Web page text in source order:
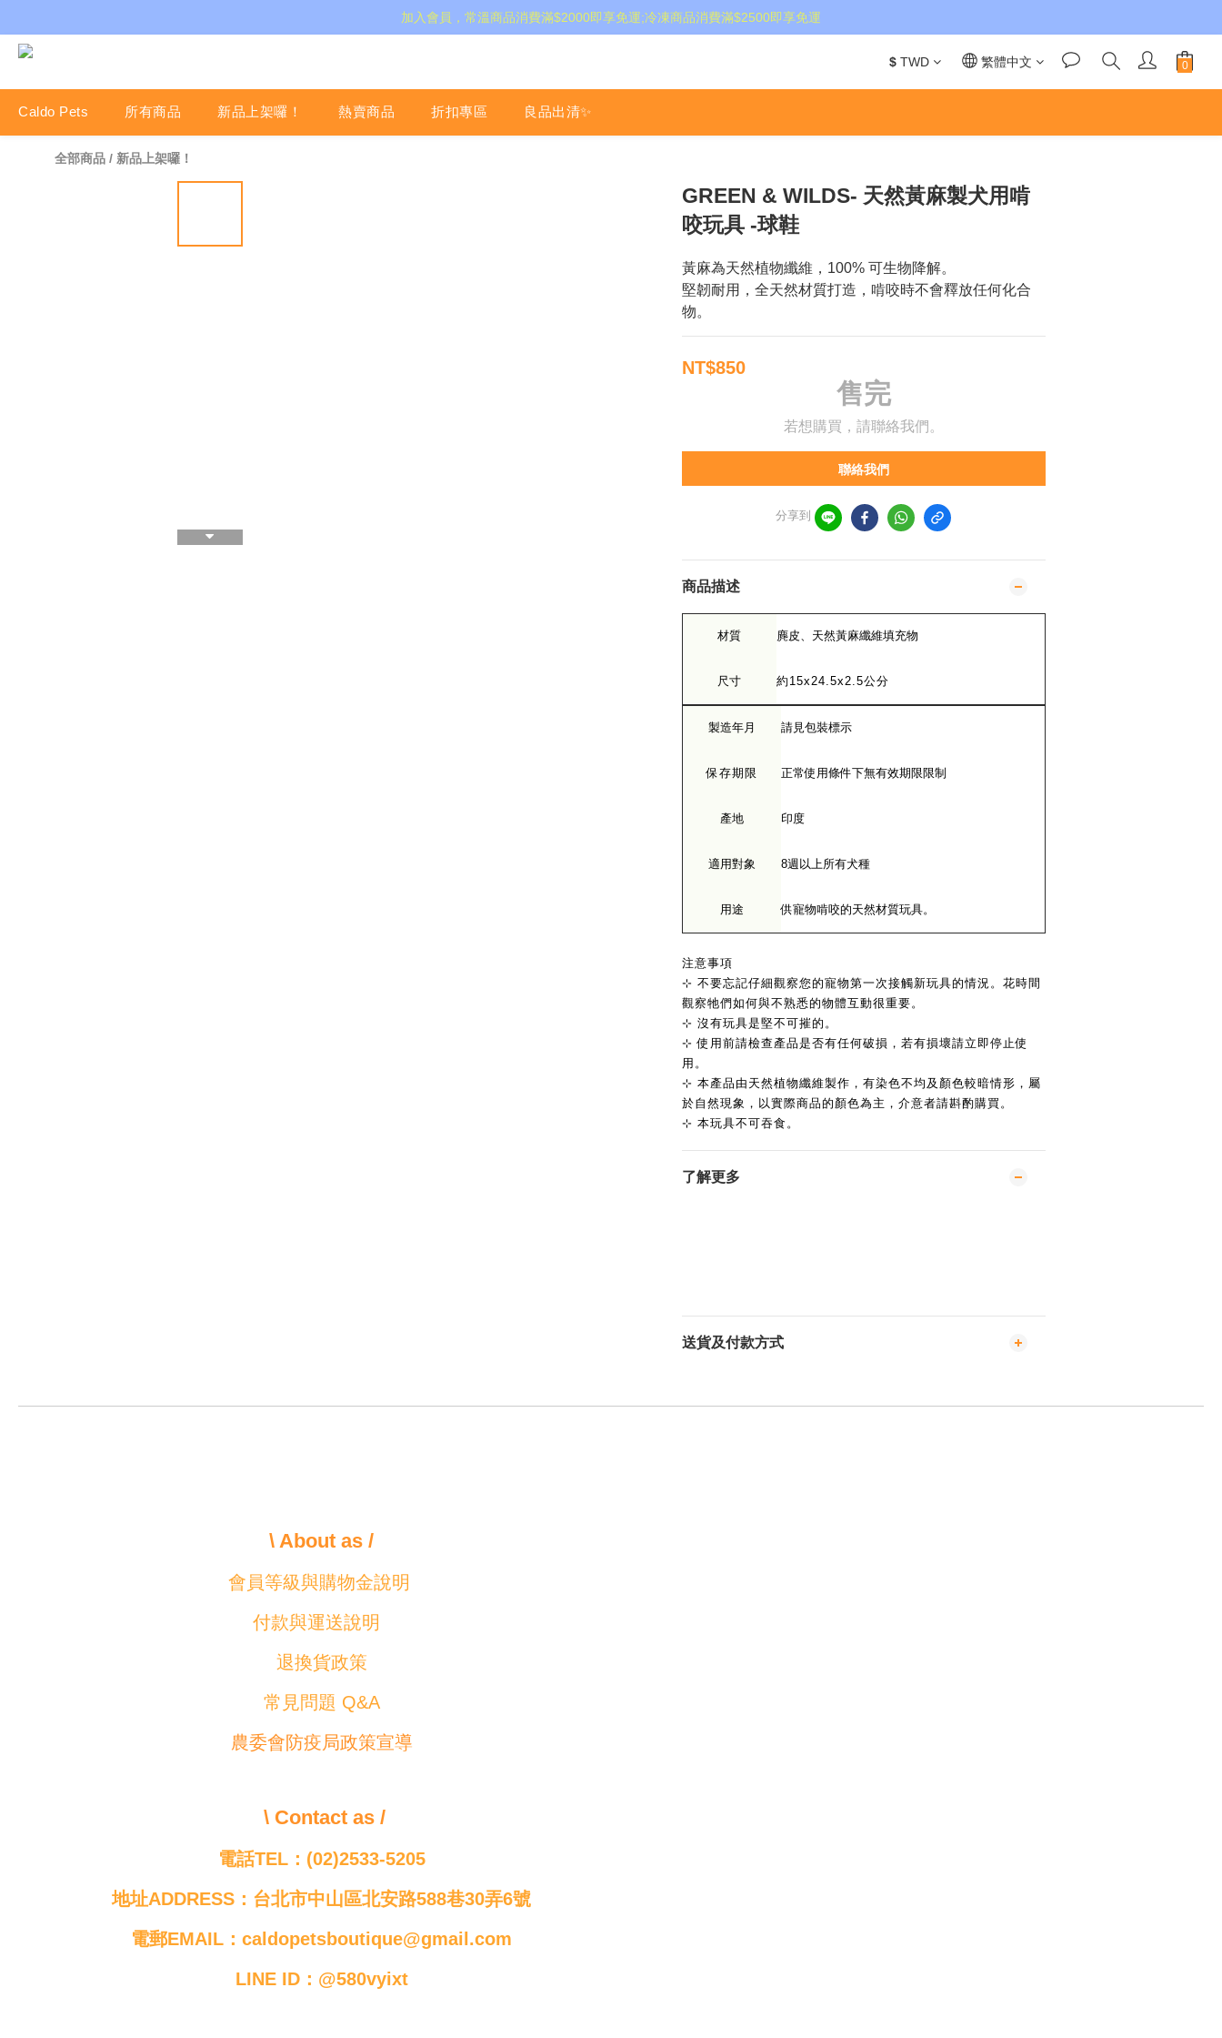
加入會員，常溫商品消費滿$2000即享免運;冷凍商品消費滿$2500即享免運
$ TWD 繁體中文
Caldo Pets 所有商品 新品上架囉！ 熱賣商品 折扣專區 良品出清✨
全部商品 / 新品上架囉！
GREEN & WILDS- 天然黃麻製犬用啃
咬玩具 -球鞋
黃麻為天然植物纖維，100% 可生物降解。
堅韌耐用，全天然材質打造，啃咬時不會釋放任何化合
物。
NT$850
售完
若想購買，請聯絡我們。
聯絡我們
分享到
商品描述
材質 麂皮、天然黃麻纖維填充物
尺寸 約15x24.5x2.5公分
製造年月 請見包裝標示
保存期限 正常使用條件下無有效期限限制
產地 印度
適用對象 8週以上所有犬種
用途 供寵物啃咬的天然材質玩具。
注意事項
⊹ ​​不要忘記仔細觀察您的寵物第一次接觸新玩具的情況。花時間
觀察牠們如何與不熟悉的物體互動很重要。​
⊹ ​​沒有玩具是堅不可摧的。 ​
⊹ ​​使用前​​請檢查​​產品​​是否有任何​​破損​​，​​若有​​損壞請立即停止使
用。
⊹ ​​本產品由天然植物纖維製作，有染色不均及顏色較暗情形，屬
於自然現象，以實際商品的顏色為主，介意者請斟酌購買。
⊹ 本玩具不可吞食。 ​
了解更多
送貨及付款方式
\ About as /
會員等級與購物金說明
付款與運送說明
退換貨政策
常見問題 Q&A
農委會防疫局政策宣導
\ Contact as /
電話TEL：(02)2533-5205
地址ADDRESS：台北市中山區北安路588巷30弄6號
電郵EMAIL：caldopetsboutique@gmail.com
LINE ID：@580vyixt